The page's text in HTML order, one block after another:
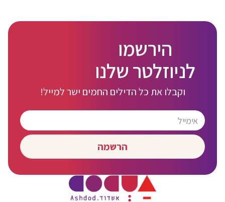
הירשמו
לניוזלטר שלנו
וקבלו את כל הדילים החמים ישר למייל!
הרשמה